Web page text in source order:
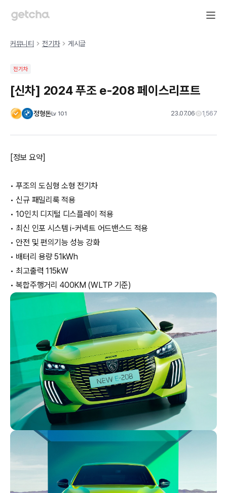
커뮤니티 전기차 게시글
전기차
[신차] 2024 푸조 e-208 페이스리프트
정형돈Lv 101 23.07.06 1,567
[정보 요약]
• 푸조의 도심형 소형 전기차
• 신규 패밀리룩 적용
• 10인치 디지털 디스플레이 적용
• 최신 인포 시스템 i-커넥트 어드밴스드 적용
• 안전 및 편의기능 성능 강화
• 배터리 용량 51kWh
• 최고출력 115kW
• 복합주행거리 400KM (WLTP 기준)